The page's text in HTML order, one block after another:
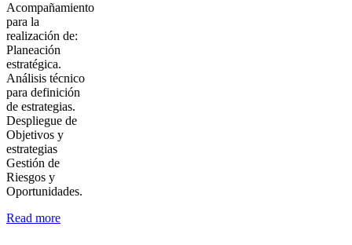
Acompañamiento
para la
realización de:
Planeación
estratégica.
Análisis técnico
para definición
de estrategias.
Despliegue de
Objetivos y
estrategias
Gestión de
Riesgos y
Oportunidades.
Read more